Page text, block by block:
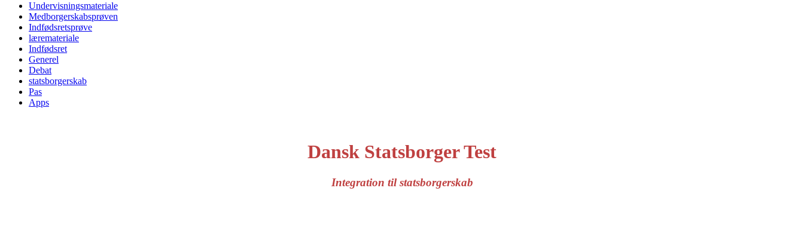
Undervisningsmateriale
Medborgerskabsprøven
Indfødsretsprøve
læremateriale
Indfødsret
Generel
Debat
statsborgerskab
Pas
Apps
Dansk Statsborger Test
Integration til statsborgerskab